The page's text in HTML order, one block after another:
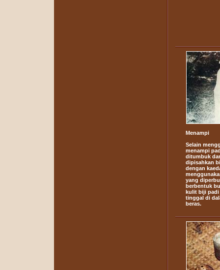
Menampi
Selain
menampi
ditumbuk
dipisahkan
dengan
yang
berbentuk
kulit biji padi
tinggal di
beras.